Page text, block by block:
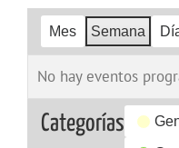
Mes Semana
No hay eventos
Categorías